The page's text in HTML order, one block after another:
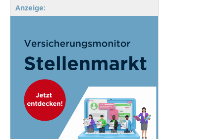
Anzeige: